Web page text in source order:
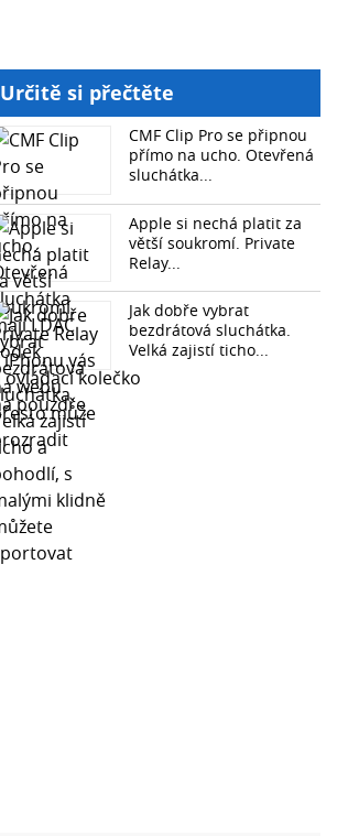
Určitě si přečtěte
CMF Clip Pro se připnou
přímo na ucho. Otevřená
sluchátka...
Apple si nechá platit za
větší soukromí. Private
Relay...
Jak dobře vybrat
bezdrátová sluchátka.
Velká zajistí ticho...